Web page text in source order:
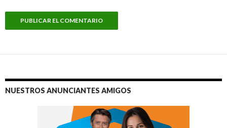
NUESTROS ANUNCIANTES AMIGOS